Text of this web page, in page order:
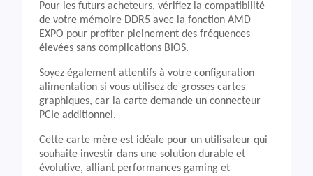
Pour les futurs acheteurs, vérifiez la compatibilité
de votre mémoire DDR5 avec la fonction AMD
EXPO pour profiter pleinement des fréquences
élevées sans complications BIOS.
Soyez également attentifs à votre configuration
alimentation si vous utilisez de grosses cartes
graphiques, car la carte demande un connecteur
PCIe additionnel.
Cette carte mère est idéale pour un utilisateur qui
souhaite investir dans une solution durable et
évolutive, alliant performances gaming et